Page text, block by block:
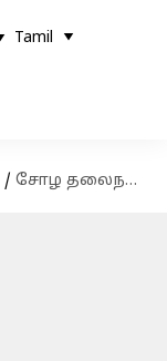
Tamil
/ சோழ தலைநகரான தஞ்சைக்கு போகாதது ஏன்? விளக்கம் தந்த பொன்னியின் செல்வன் குழு